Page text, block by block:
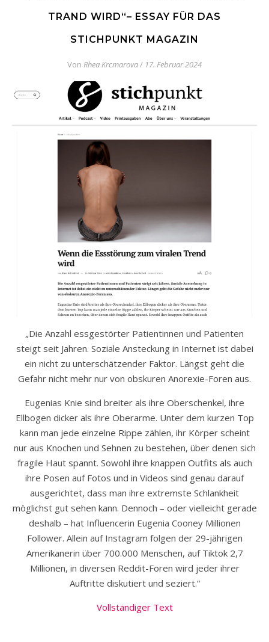
TRAND WIRD“– ESSAY FÜR DAS
STICHPUNKT MAGAZIN
Von Rhea Krcmarova/ 17. Februar 2024
„Die Anzahl essgestörter Patientinnen und Patienten
steigt seit Jahren. Soziale Ansteckung in Internet ist dabei
ein nicht zu unterschätzender Faktor. Längst geht die
Gefahr nicht mehr nur von obskuren Anorexie-Foren aus.
Eugenias Knie sind breiter als ihre Oberschenkel, ihre
Ellbogen dicker als ihre Oberarme. Unter dem kurzen Top
kann man jede einzelne Rippe zählen, ihr Körper scheint
nur aus Knochen und Sehnen zu bestehen, über denen sich
fragile Haut spannt. Sowohl ihre knappen Outfits als auch
ihre Posen auf Fotos und in Videos sind genau darauf
ausgerichtet, dass man ihre extremste Schlankheit
möglichst gut sehen kann. Dennoch – oder vielleicht gerade
deshalb – hat Influencerin Eugenia Cooney Millionen
Follower. Allein auf Instagram folgen der 29-jährigen
Amerikanerin über 700.000 Menschen, auf Tiktok 2,7
Millionen, in diversen Reddit-Foren wird jeder ihrer
Auftritte diskutiert und seziert.“
Vollständiger Text